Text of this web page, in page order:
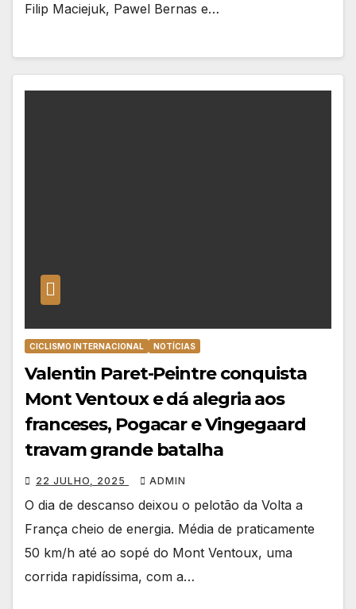
Filip Maciejuk, Pawel Bernas e…
CICLISMO INTERNACIONAL NOTÍCIAS
Valentin Paret-Peintre conquista
Mont Ventoux e dá alegria aos
franceses, Pogacar e Vingegaard
travam grande batalha
22 JULHO, 2025 ADMIN
O dia de descanso deixou o pelotão da Volta a
França cheio de energia. Média de praticamente
50 km/h até ao sopé do Mont Ventoux, uma
corrida rapidíssima, com a…